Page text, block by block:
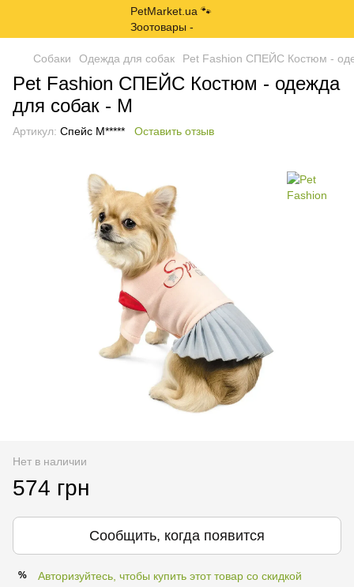
Собаки Одежда для собак Pet Fashion СПЕЙС Костюм -
Pet Fashion СПЕЙС Костюм - одежда
для собак - M
Артикул: Спейс M***** Оставить отзыв
Нет в наличии
574 грн
Сообщить, когда появится
% Авторизуйтесь, чтобы купить этот товар со скидкой